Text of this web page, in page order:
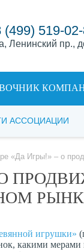
(499) 519-
Ленинский пр.,
АССОЦИАЦИИ
«Да Игры!» – о
игрушки»
какими мерами